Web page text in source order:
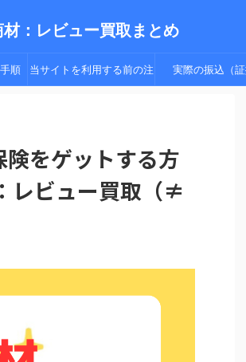
：レビュー買取まとめ
順 当サイトを利用する前の注 実際の振込（証
をゲットする方
レビュー買取（≠